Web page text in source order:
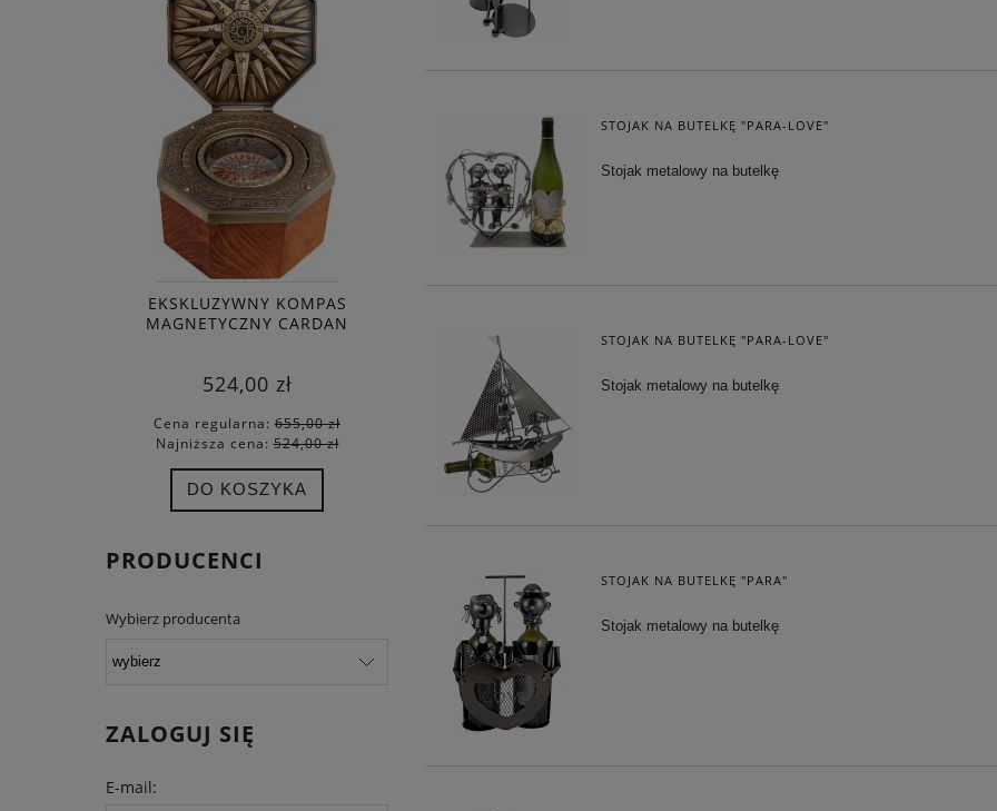
EKSKLUZYWNY KOMPAS
MAGNETYCZNY CARDAN
524,00 zł
Cena regularna: 655,00 zł
Najniższa cena:524,00 zł
DO KOSZYKA
106,25 zł
Cena regularna:
Najniższa cena:
DO KOSZYKA
PRODUCENCI
Wybierz producenta
ZALOGUJ SIĘ
E-mail:
STOJAK NA BUTELKĘ "PARA-LOVE"
Stojak metalowy na butelkę
STOJAK NA BUTELKĘ "PARA-LOVE"
Stojak metalowy na butelkę
STOJAK NA BUTELKĘ "PARA"
Stojak metalowy na butelkę